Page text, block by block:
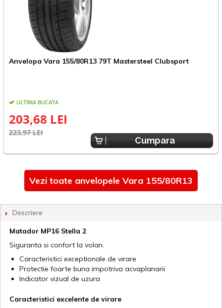
Anvelopa Vara 155/80R13 79T Mastersteel Clubsport
ULTIMA BUCATA
203,68 LEI
223,97 LEI
Cumpara
Vezi toate anvelopele Vara 155/80R13
Descriere
Matador MP16 Stella 2
Siguranta si confort la volan.
Caracteristici exceptionale de virare
Protectie foarte buna impotriva acvaplanarii
Indicator vizual de uzura
Caracteristici excelente de virare